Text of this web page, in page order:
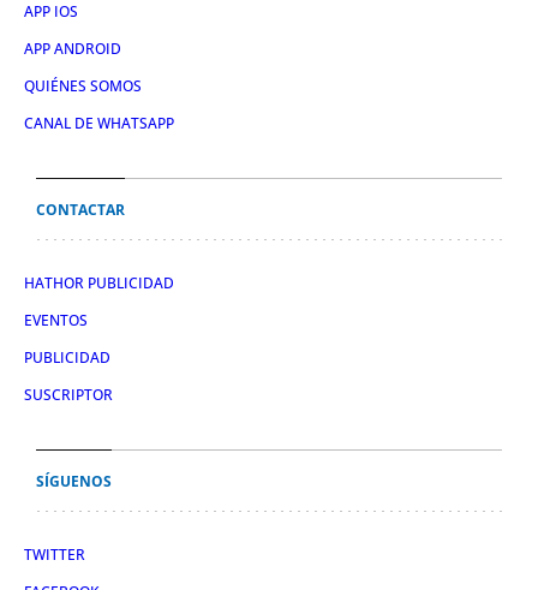
APP IOS
APP ANDROID
QUIÉNES SOMOS
CANAL DE WHATSAPP
CONTACTAR
HATHOR PUBLICIDAD
EVENTOS
PUBLICIDAD
SUSCRIPTOR
SÍGUENOS
TWITTER